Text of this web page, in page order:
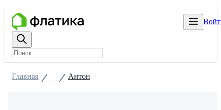
Главная Антон